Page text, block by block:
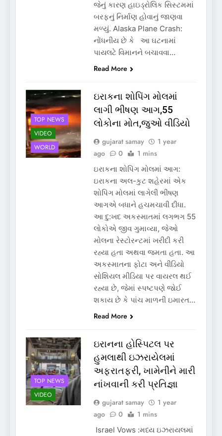
જેનું કારણ હાઇડ્રોલિક સિસ્ટમમાં
બરફનું નિર્માણ હોવાનું જાણવા
મળ્યું. Alaska Plane Crash:
નોંધનીય છે કે આ ઘટનામાં
પાયલટે વિમાનને બચાવવા…
Read More
TOP NEWS
VIDEO
WORLD
ઇરાકના શોપિંગ મોલમાં
લાગી ભીષણ આગ,55
લોકોના મોત,જુઓ વીડિયો
gujarat samay
1 year
ago
0 1 mins
ઇરાકના શોપિંગ મોલમાં આગ:
ઇરાકના અલ-કુટ શહેરમાં એક
શોપિંગ મોલમાં લાગેલી ભીષણ
આગએ બધાને હચમચાવી દીધા.
આ દુ:ખદ અકસ્માતમાં લગભગ 55
લોકોએ જીવ ગુમાવ્યા, જેઓ
મોલના રેસ્ટોરન્ટમાં ખરીદી કરી
રહ્યા હતા અથવા જમતા હતા. આ
અકસ્માતના ફોટા અને વીડિયો
સોશિયલ મીડિયા પર વાયરલ થઈ
રહ્યા છે, જેમાં સ્પષ્ટપણે જોઈ
શકાય છે કે પાંચ માળની ઇમારત…
Read More
TOP NEWS
VIDEO
ઇરાનના હોસ્પિટલ પર
હુમલાથી ઇઝરાયેલમાં
અફરાતફરી, ખામેનીને મારી
નાંખવાની કરી પ્રતિજ્ઞા
gujarat samay
1 year
ago
0 1 mins
Israel Vows :મધ્ય ઇઝરાયલમાં